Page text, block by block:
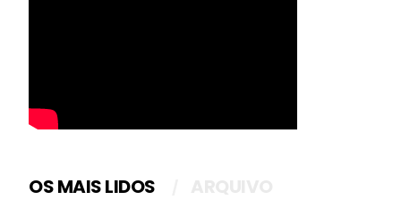
OS MAIS LIDOS